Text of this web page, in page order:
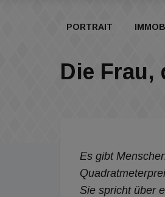
PORTRAIT
Die Frau,
Es gibt
Sie spricht über